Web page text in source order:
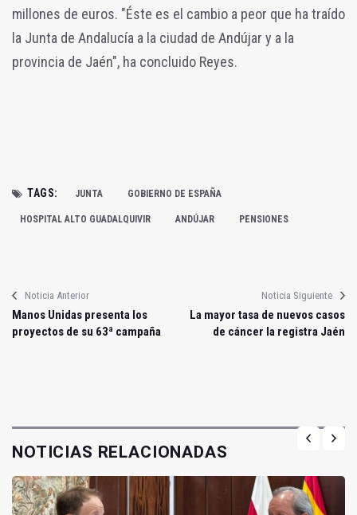
millones de euros. "Éste es el cambio a peor que ha traído
la Junta de Andalucía a la ciudad de Andújar y a la
provincia de Jaén", ha concluido Reyes.
TAGS: JUNTA GOBIERNO DE ESPAÑA
HOSPITAL ALTO GUADALQUIVIR ANDÚJAR PENSIONES
Noticia Anterior
Manos Unidas presenta los
proyectos de su 63ª campaña
Noticia Siguiente
La mayor tasa de nuevos casos
de cáncer la registra Jaén
NOTICIAS RELACIONADAS